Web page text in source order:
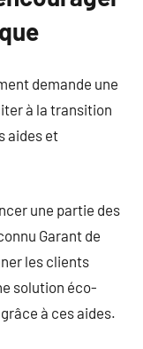
demande une
à la transition
aides et
une partie des
Garant de
les clients
solution éco-
à ces aides.